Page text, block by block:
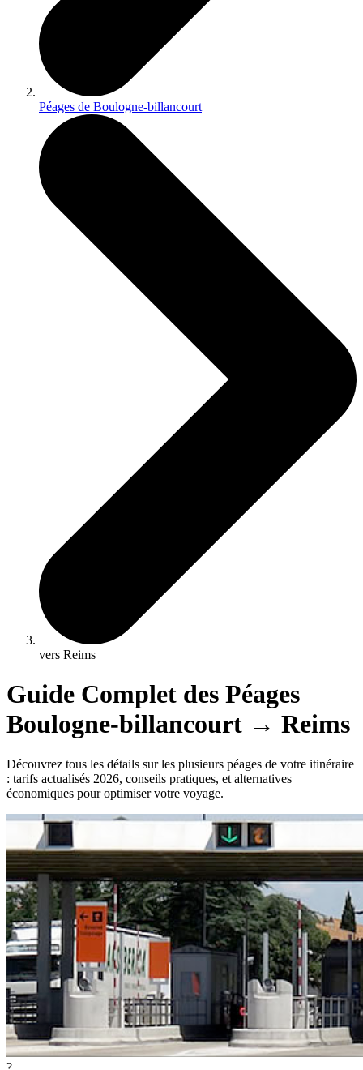
Péages de Boulogne-billancourt
vers Reims
Guide Complet des Péages
Boulogne-billancourt → Reims
Découvrez tous les détails sur les plusieurs péages de votre itinéraire
: tarifs actualisés 2026, conseils pratiques, et alternatives
économiques pour optimiser votre voyage.
?